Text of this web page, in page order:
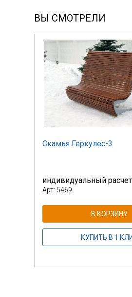
ВЫ СМОТРЕЛИ
Скамья Геркулес-3
индивидуальный
Арт: 5469
В КОРЗИНУ
КУПИТЬ В 1